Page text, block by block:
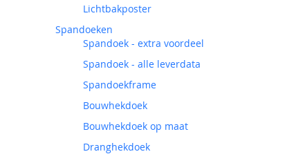
Lichtbakposter
Spandoeken
Spandoek - extra voordeel
Spandoek - alle leverdata
Spandoekframe
Bouwhekdoek
Bouwhekdoek op maat
Dranghekdoek